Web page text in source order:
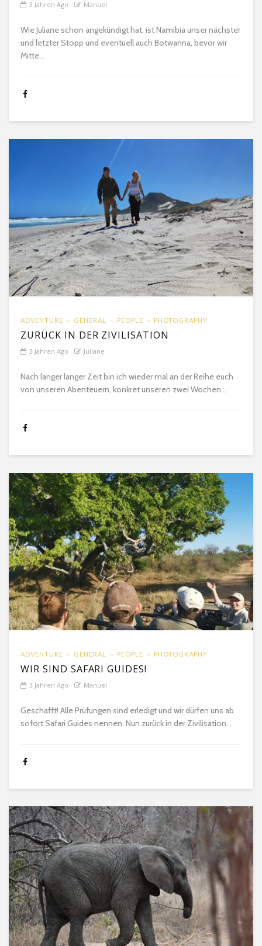
3 Jahren Ago Manuel
Wie Juliane schon angekündigt hat, ist Namibia unser nächster
und letzter Stopp und eventuell auch Botwanna, bevor wir
Mitte...
ADVENTURE GENERAL PEOPLE PHOTOGRAPHY
ZURÜCK IN DER ZIVILISATION
3 Jahren Ago Juliane
Nach langer langer Zeit bin ich wieder mal an der Reihe euch
von unseren Abenteuern, konkret unseren zwei Wochen...
ADVENTURE GENERAL PEOPLE PHOTOGRAPHY
WIR SIND SAFARI GUIDES!
3 Jahren Ago Manuel
Geschafft! Alle Prüfungen sind erledigt und wir dürfen uns ab
sofort Safari Guides nennen. Nun zurück in der Zivilisation...